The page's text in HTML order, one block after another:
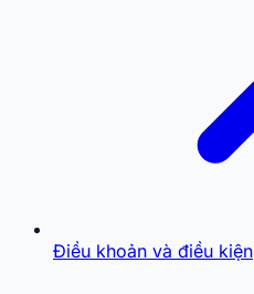
Điều khoản và điều kiện